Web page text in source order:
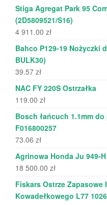
Stiga Agregat Park 95
(2D5809521/S16)
4 911.00 zł
Bahco P129-19 Nożyczki
BULK30)
39.57 zł
NAC FY 220S Ostrzałka
119.00 zł
Bosch łańcuch 1.1mm do
F016800257
73.06 zł
Agrinowa Honda Ju 949-H
18 500.00 zł
Fiskars Ostrze Zapasowe
Kowadełkowego L77